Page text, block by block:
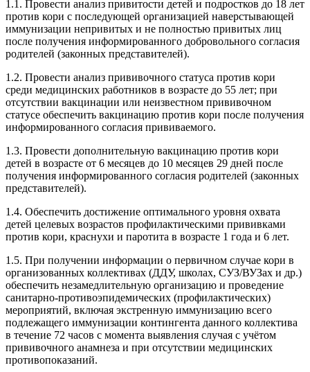
1.1. Провести анализ привитости детей и подростков до 18 лет
против кори с последующей организацией наверстывающей
иммунизации непривитых и не полностью привитых лиц
после получения информированного добровольного согласия
родителей (законных представителей).
1.2. Провести анализ прививочного статуса против кори
среди медицинских работников в возрасте до 55 лет; при
отсутствии вакцинации или неизвестном прививочном
статусе обеспечить вакцинацию против кори после получения
информированного согласия прививаемого.
1.3. Провести дополнительную вакцинацию против кори
детей в возрасте от 6 месяцев до 10 месяцев 29 дней после
получения информированного согласия родителей (законных
представителей).
1.4. Обеспечить достижение оптимального уровня охвата
детей целевых возрастов профилактическими прививками
против кори, краснухи и паротита в возрасте 1 года и 6 лет.
1.5. При получении информации о первичном случае кори в
организованных коллективах (ДДУ, школах, СУЗ/ВУЗах и др.)
обеспечить незамедлительную организацию и проведение
санитарно-противоэпидемических (профилактических)
мероприятий, включая экстренную иммунизацию всего
подлежащего иммунизации контингента данного коллектива
в течение 72 часов с момента выявления случая с учётом
прививочного анамнеза и при отсутствии медицинских
противопоказаний.